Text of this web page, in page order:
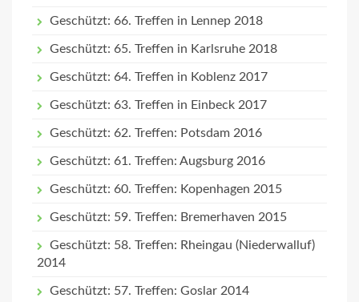
Geschützt: 66. Treffen in Lennep 2018
Geschützt: 65. Treffen in Karlsruhe 2018
Geschützt: 64. Treffen in Koblenz 2017
Geschützt: 63. Treffen in Einbeck 2017
Geschützt: 62. Treffen: Potsdam 2016
Geschützt: 61. Treffen: Augsburg 2016
Geschützt: 60. Treffen: Kopenhagen 2015
Geschützt: 59. Treffen: Bremerhaven 2015
Geschützt: 58. Treffen: Rheingau (Niederwalluf)
2014
Geschützt: 57. Treffen: Goslar 2014